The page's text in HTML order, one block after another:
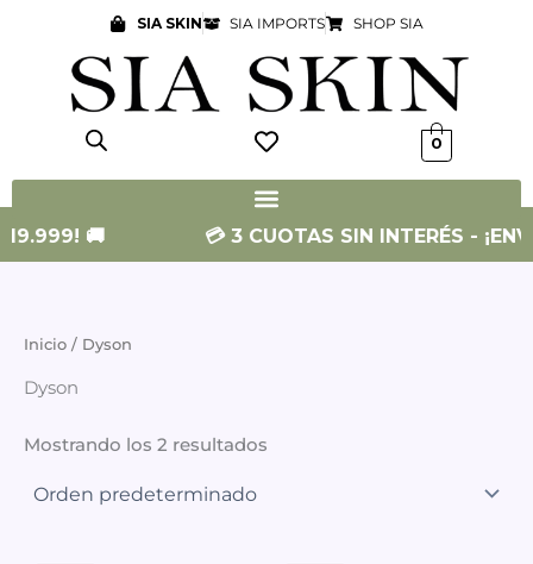
contenido
SIA SKIN SIA IMPORTS SHOP SIA
0
🚚 💳 3 CUOTAS SIN INTERÉS -
Inicio / Dyson
Dyson
Mostrando los 2 resultados